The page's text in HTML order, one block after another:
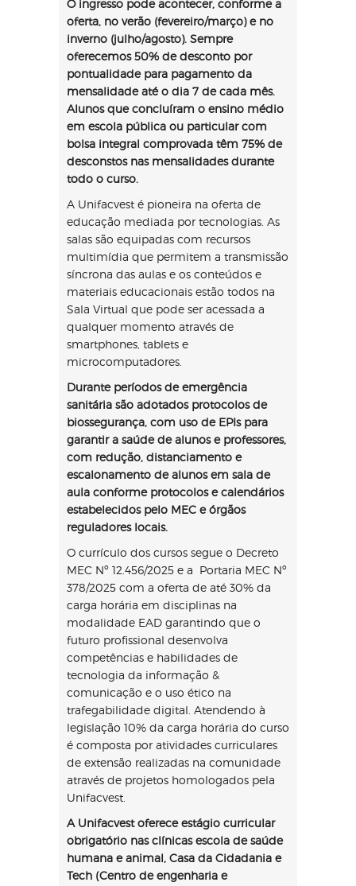
O ingresso pode acontecer, conforme a
oferta, no verão (fevereiro/março) e no
inverno (julho/agosto). Sempre
oferecemos 50% de desconto por
pontualidade para pagamento da
mensalidade até o dia 7 de cada mês.
Alunos que concluíram o ensino médio
em escola pública ou particular com
bolsa integral comprovada têm 75% de
desconstos nas mensalidades durante
todo o curso.
A Unifacvest é pioneira na oferta de
educação mediada por tecnologias. As
salas são equipadas com recursos
multimídia que permitem a transmissão
síncrona das aulas e os conteúdos e
materiais educacionais estão todos na
Sala Virtual que pode ser acessada a
qualquer momento através de
smartphones, tablets e
microcomputadores.
Durante períodos de emergência
sanitária são adotados protocolos de
biossegurança, com uso de EPIs para
garantir a saúde de alunos e professores,
com redução, distanciamento e
escalonamento de alunos em sala de
aula conforme protocolos e calendários
estabelecidos pelo MEC e órgãos
reguladores locais.
O currículo dos cursos segue o Decreto
MEC Nº 12.456/2025 e a Portaria MEC Nº
378/2025 com a oferta de até 30% da
carga horária em disciplinas na
modalidade EAD garantindo que o
futuro profissional desenvolva
competências e habilidades de
tecnologia da informação &
comunicação e o uso ético na
trafegabilidade digital. Atendendo à
legislação 10% da carga horária do curso
é composta por atividades curriculares
de extensão realizadas na comunidade
através de projetos homologados pela
Unifacvest.
A Unifacvest oferece estágio curricular
obrigatório nas clínicas escola de saúde
humana e animal, Casa da Cidadania e
Tech (Centro de engenharia e